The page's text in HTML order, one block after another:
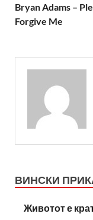
Bryan Adams –
Forgive Me
ВИНСКИ
Животот е